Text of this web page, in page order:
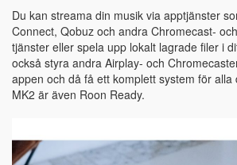
Du kan streama din musik via apptjänster
Connect, Qobuz och andra Chromecast-
tjänster eller spela upp lokalt lagrade filer i
också styra andra Airplay- och
appen och då få ett komplett system för
MK2 är även Roon Ready.